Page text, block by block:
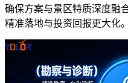
确保方案与景区特质深度融
精准落地与投资回报更大化。